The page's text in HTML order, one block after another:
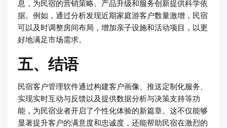
息，为民宿的营销策略、产品升级和服务创新提供科学依
据。例如，通过分析发现近期家庭游客户数量激增，民宿
可以及时调整房间布局，增加亲子设施和活动项目，以更
好地满足市场需求。
五、结语
民宿客户管理软件通过构建客户画像、推送定制化服务、
实现实时互动与反馈以及提供数据分析与决策支持等功
能，为民宿业者开启了个性化体验的新篇章。这不仅能够
显著提升客户的满意度和忠诚度，还能帮助民宿在激烈的